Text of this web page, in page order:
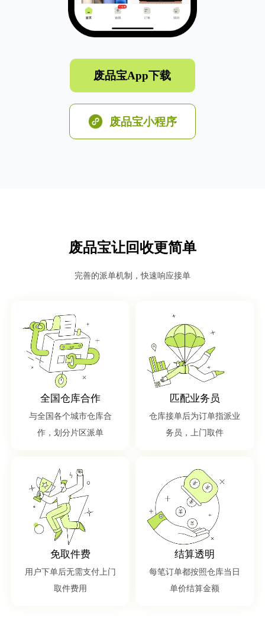
废品宝App下载
废品宝小程序
废品宝让回收更简单
完善的派单机制，快速响应接单
全国仓库合作
与全国各个城市仓库合
作，划分片区派单
匹配业务员
仓库接单后为订单指派业
务员，上门取件
免取件费
用户下单后无需支付上门
取件费用
结算透明
每笔订单都按照仓库当日
单价结算金额